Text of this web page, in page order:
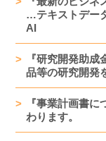
…テキストデー
AI
『研究開発助
品等の研究開発
『事業計画書
わります。